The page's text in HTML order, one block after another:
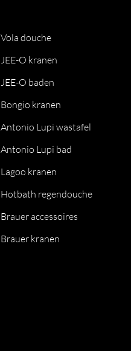
Vola douche
JEE-O kranen
JEE-O baden
Bongio kranen
Antonio Lupi wastafel
Antonio Lupi bad
Lagoo kranen
Hotbath regendouche
Brauer accessoires
Brauer kranen